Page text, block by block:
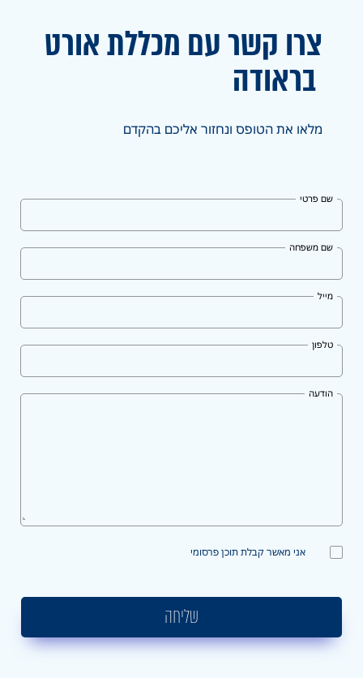
צרו קשר עם מכללת אורט
בראודה
מלאו את הטופס ונחזור אליכם בהקדם
שם פרטי
שם משפחה
מייל
טלפון
הודעה
אני מאשר קבלת תוכן פרסומי
שליחה